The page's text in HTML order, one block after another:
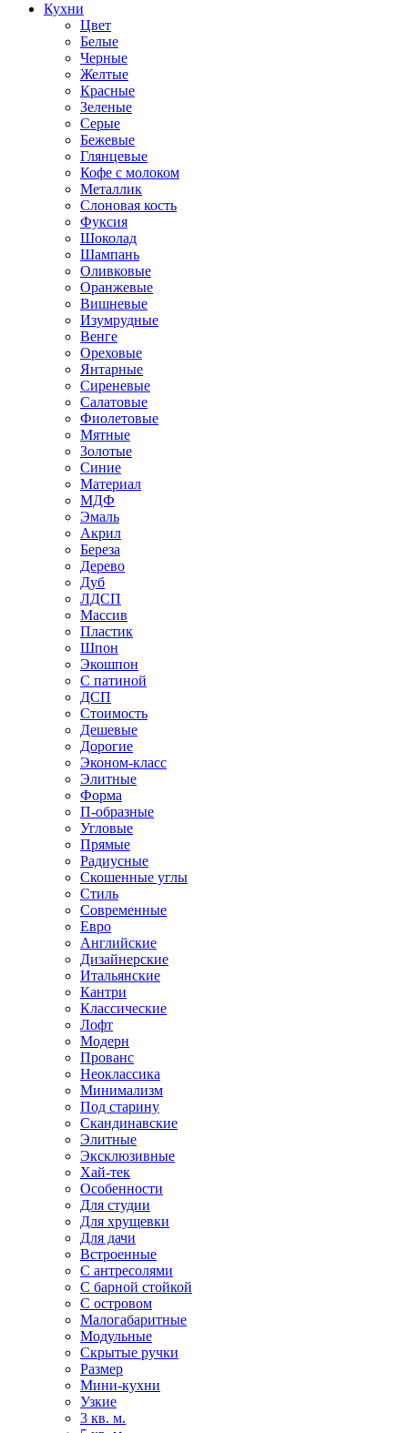
Кухни
Цвет
Белые
Черные
Желтые
Красные
Зеленые
Серые
Бежевые
Глянцевые
Кофе с молоком
Металлик
Слоновая кость
Фуксия
Шоколад
Шампань
Оливковые
Оранжевые
Вишневые
Изумрудные
Венге
Ореховые
Янтарные
Сиреневые
Салатовые
Фиолетовые
Мятные
Золотые
Синие
Материал
МДФ
Эмаль
Акрил
Береза
Дерево
Дуб
ЛДСП
Массив
Пластик
Шпон
Экошпон
С патиной
ДСП
Стоимость
Дешевые
Дорогие
Эконом-класс
Элитные
Форма
П-образные
Угловые
Прямые
Радиусные
Скошенные углы
Стиль
Современные
Евро
Английские
Дизайнерские
Итальянские
Кантри
Классические
Лофт
Модерн
Прованс
Неоклассика
Минимализм
Под старину
Скандинавские
Элитные
Эксклюзивные
Хай-тек
Особенности
Для студии
Для хрущевки
Для дачи
Встроенные
С антресолями
С барной стойкой
С островом
Малогабаритные
Модульные
Скрытые ручки
Размер
Мини-кухни
Узкие
3 кв. м.